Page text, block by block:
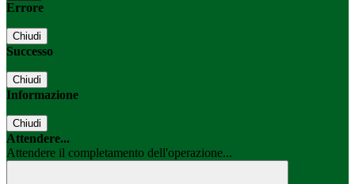
Errore
Chiudi
Successo
Chiudi
Informazione
Chiudi
Attendere...
Attendere il completamento dell'operazione...